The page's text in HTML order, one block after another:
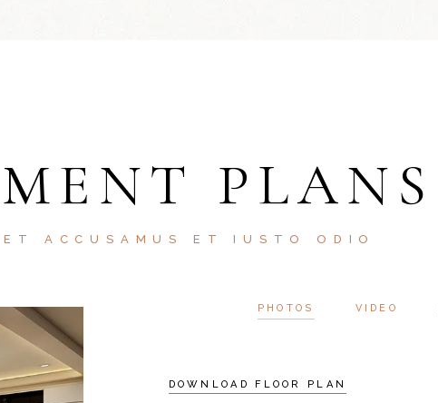
PLANS
ACCUSAMUS ET IUSTO ODIO
PHOTOS VIDEO
DOWNLOAD FLOOR PLAN